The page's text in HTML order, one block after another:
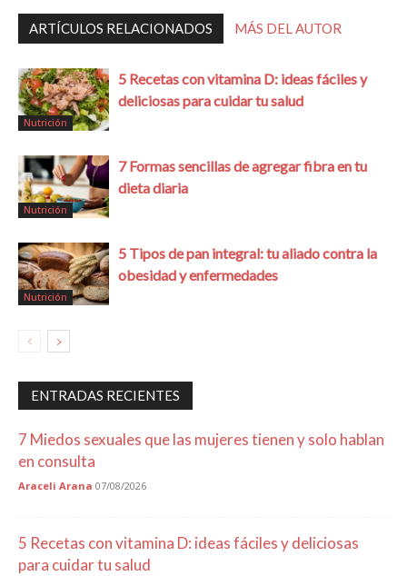
ARTÍCULOS RELACIONADOS MÁS DEL AUTOR
Nutrición
5 Recetas con vitamina D: ideas fáciles y
deliciosas para cuidar tu salud
Nutrición
7 Formas sencillas de agregar fibra en tu
dieta diaria
Nutrición
5 Tipos de pan integral: tu aliado contra la
obesidad y enfermedades
ENTRADAS RECIENTES
7 Miedos sexuales que las mujeres tienen y solo hablan
en consulta
Araceli Arana 07/08/2026
5 Recetas con vitamina D: ideas fáciles y deliciosas
para cuidar tu salud